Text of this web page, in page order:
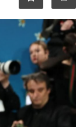
الفن والثقافة
تكنولوجيا وإتصالات
الرياضة